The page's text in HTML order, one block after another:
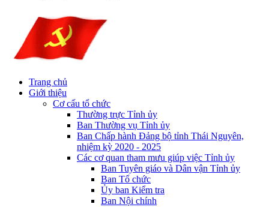
Trang chủ
Giới thiệu
Cơ cấu tổ chức
Thường trực Tỉnh ủy
Ban Thường vụ Tỉnh ủy
Ban Chấp hành Đảng bộ tỉnh Thái Nguyên,
nhiệm kỳ 2020 - 2025
Các cơ quan tham mưu giúp việc Tỉnh ủy
Ban Tuyên giáo và Dân vận Tỉnh ủy
Ban Tổ chức
Ủy ban Kiểm tra
Ban Nội chính